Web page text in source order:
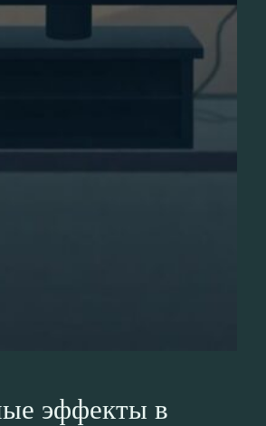
эффекты в